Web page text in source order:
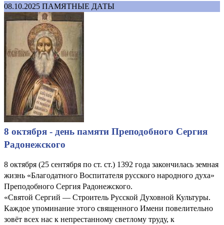
08.10.2025 ПАМЯТНЫЕ ДАТЫ
8 октября - день памяти Преподобного Сергия
Радонежского
8 октября (25 сентября по ст. ст.) 1392 года закончилась земная
жизнь «Благодатного Воспитателя русского народного духа»
Преподобного Сергия Радонежского.
«Святой Сергий — Строитель Русской Духовной Культуры.
Каждое упоминание этого священного Имени повелительно
зовёт всех нас к непрестанному светлому труду, к